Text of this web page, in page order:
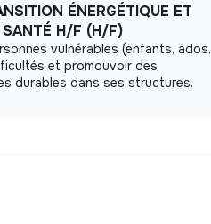
ÉNERGÉTIQUE ET
SANTÉ H/F (H/F)
vulnérables (enfants, ados,
et promouvoir des
durables dans ses structures.